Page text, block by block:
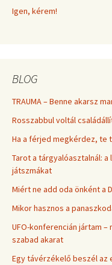
Igen, kérem!
BLOG
TRAUMA – Benne akarsz
Rosszabbul voltál
Ha a férjed megkérdez, te
Tarot a tárgyalóasztalnál:
játszmákat
Miért ne add oda önként a
Mikor hasznos a
UFO-konferencián jártam
szabad akarat
Egy távérzékelő beszél